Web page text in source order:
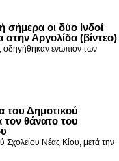
σήμερα οι δύο Ινδοί
στην Αργολίδα (βίντεο)
ενώπιον των
του Δημοτικού
τον θάνατο του
Σχολείου Νέας Κίου, μετά την